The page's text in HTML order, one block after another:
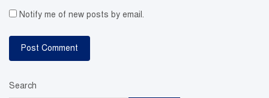
Notify me of new posts by email.
Search